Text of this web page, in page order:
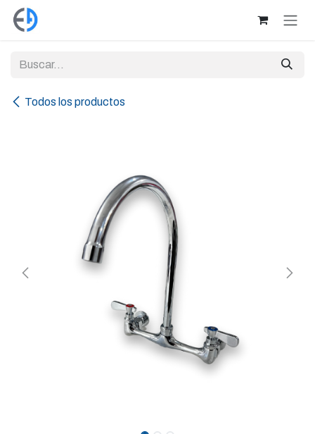
Ir al contenido
Todos los productos